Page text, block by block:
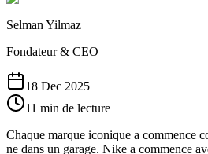
Selman Yilmaz
Fondateur & CEO
18 Dec 2025
11 min de lecture
Chaque marque iconique a commence
ne dans un garage. Nike a commence